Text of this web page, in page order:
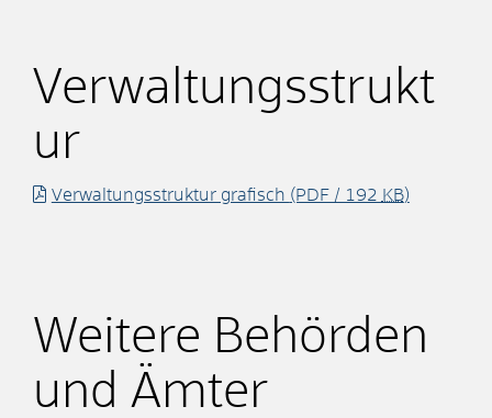
Verwaltungsstrukt
ur
Verwaltungsstruktur grafisch (PDF / 192 KB)
Weitere Behörden
und Ämter